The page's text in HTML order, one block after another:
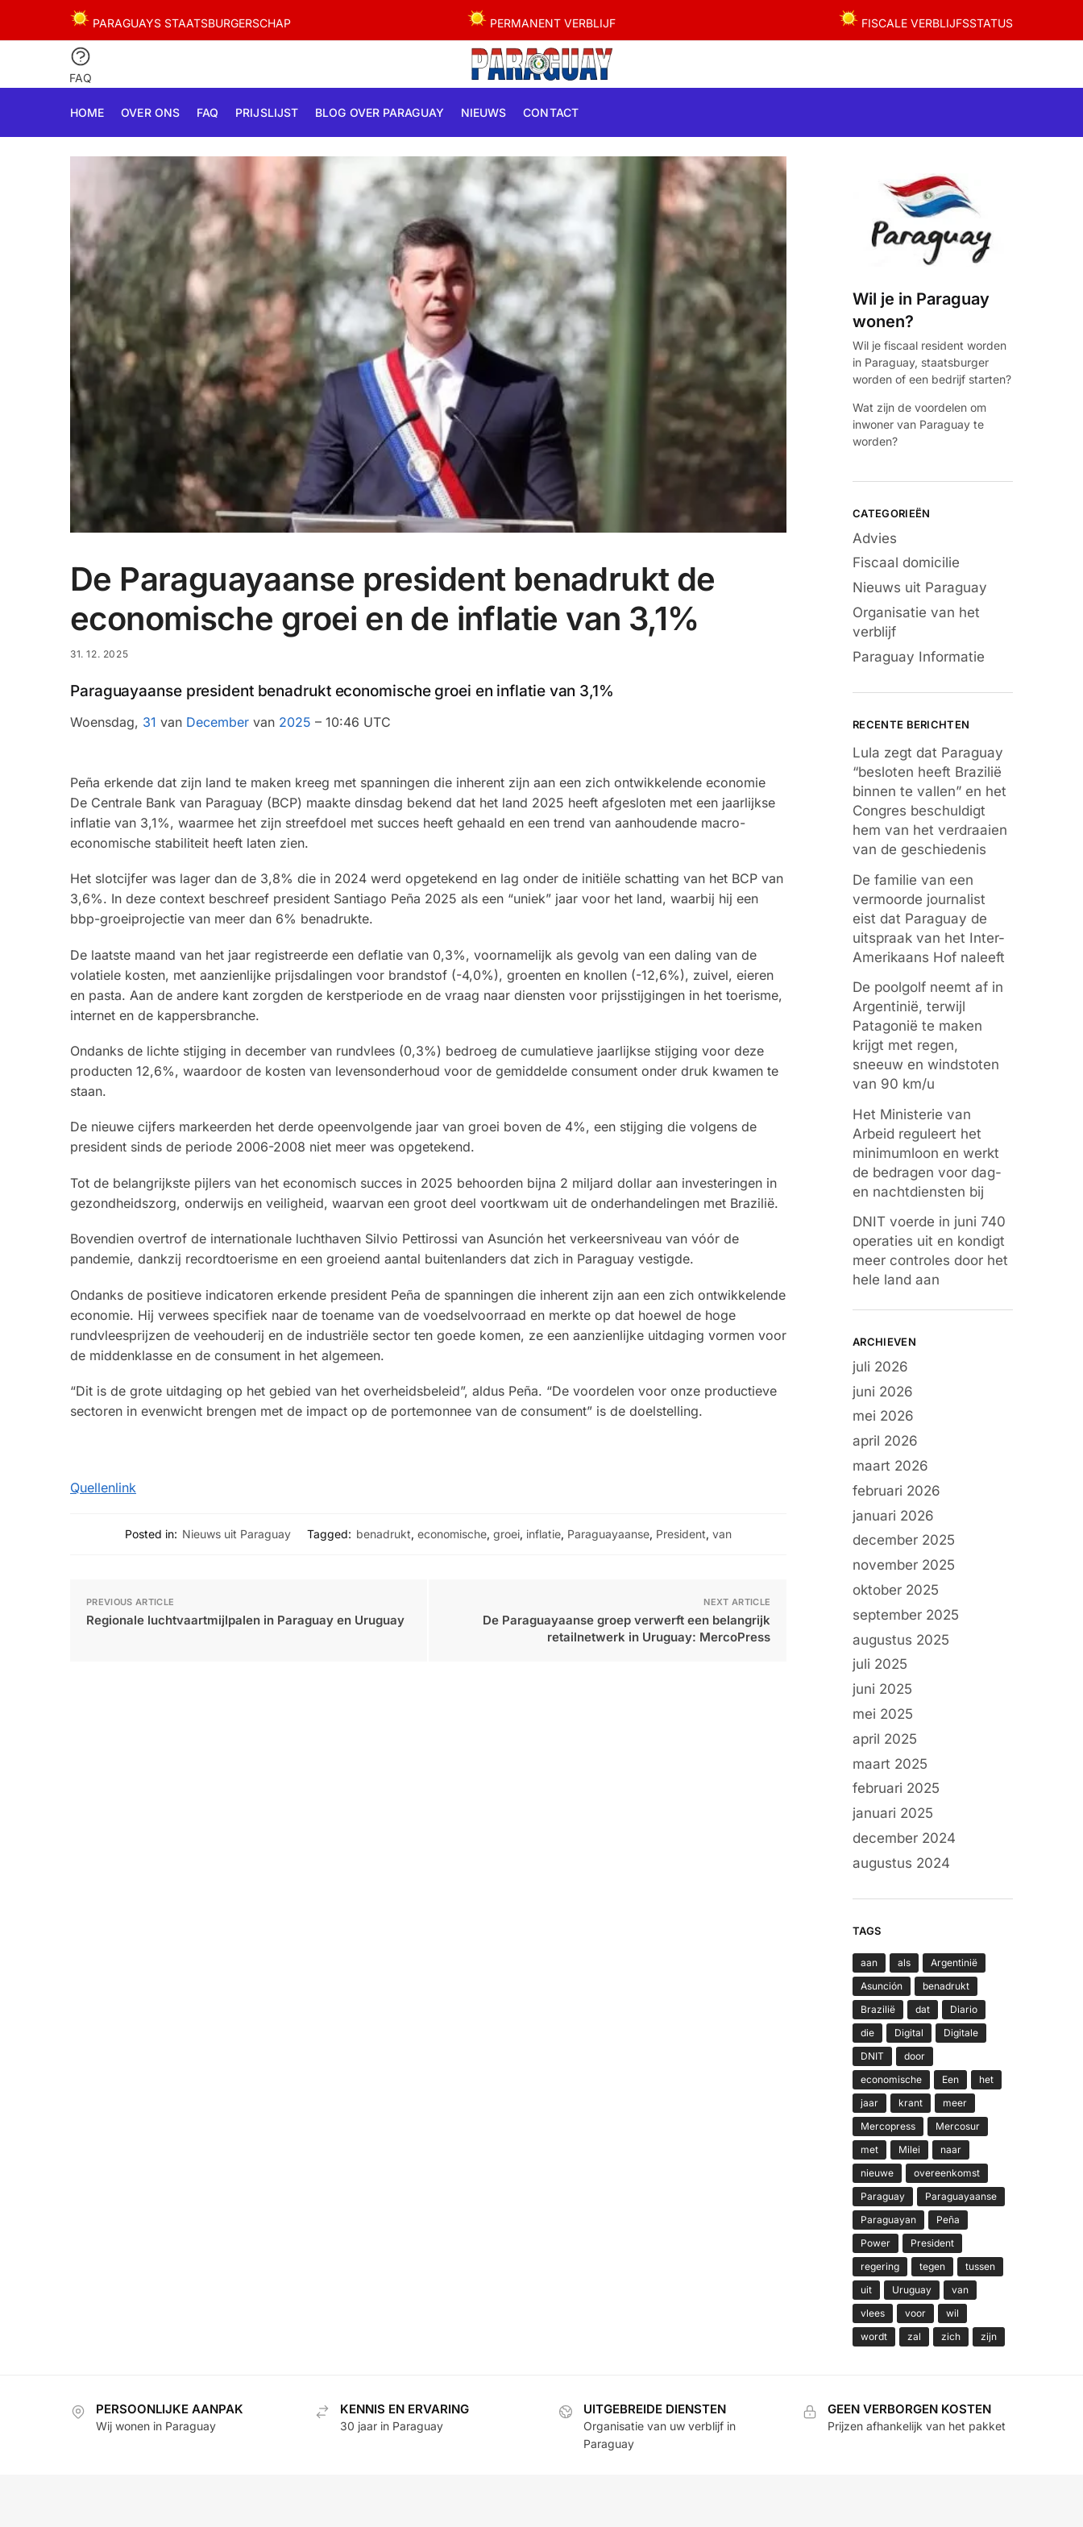
PARAGUAYS STAATSBURGERSCHAP PERMANENT VERBLIJF FISCALE VERBLIJFSSTATUS
FAQ
HOME OVER ONS FAQ PRIJSLIJST BLOG OVER PARAGUAY NIEUWS CONTACT
De Paraguayaanse president benadrukt de
economische groei en de inflatie van 3,1%
31. 12. 2025
Paraguayaanse president benadrukt economische groei en inflatie van 3,1%
Woensdag, 31 van December van 2025 – 10:46 UTC
Peña erkende dat zijn land te maken kreeg met spanningen die inherent zijn aan een zich ontwikkelende economie
De Centrale Bank van Paraguay (BCP) maakte dinsdag bekend dat het land 2025 heeft afgesloten met een jaarlijkse
inflatie van 3,1%, waarmee het zijn streefdoel met succes heeft gehaald en een trend van aanhoudende macro-
economische stabiliteit heeft laten zien.
Het slotcijfer was lager dan de 3,8% die in 2024 werd opgetekend en lag onder de initiële schatting van het BCP van
3,6%. In deze context beschreef president Santiago Peña 2025 als een “uniek” jaar voor het land, waarbij hij een
bbp-groeiprojectie van meer dan 6% benadrukte.
De laatste maand van het jaar registreerde een deflatie van 0,3%, voornamelijk als gevolg van een daling van de
volatiele kosten, met aanzienlijke prijsdalingen voor brandstof (-4,0%), groenten en knollen (-12,6%), zuivel, eieren
en pasta. Aan de andere kant zorgden de kerstperiode en de vraag naar diensten voor prijsstijgingen in het toerisme,
internet en de kappersbranche.
Ondanks de lichte stijging in december van rundvlees (0,3%) bedroeg de cumulatieve jaarlijkse stijging voor deze
producten 12,6%, waardoor de kosten van levensonderhoud voor de gemiddelde consument onder druk kwamen te
staan.
De nieuwe cijfers markeerden het derde opeenvolgende jaar van groei boven de 4%, een stijging die volgens de
president sinds de periode 2006-2008 niet meer was opgetekend.
Tot de belangrijkste pijlers van het economisch succes in 2025 behoorden bijna 2 miljard dollar aan investeringen in
gezondheidszorg, onderwijs en veiligheid, waarvan een groot deel voortkwam uit de onderhandelingen met Brazilië.
Bovendien overtrof de internationale luchthaven Silvio Pettirossi van Asunción het verkeersniveau van vóór de
pandemie, dankzij recordtoerisme en een groeiend aantal buitenlanders dat zich in Paraguay vestigde.
Ondanks de positieve indicatoren erkende president Peña de spanningen die inherent zijn aan een zich ontwikkelende
economie. Hij verwees specifiek naar de toename van de voedselvoorraad en merkte op dat hoewel de hoge
rundvleesprijzen de veehouderij en de industriële sector ten goede komen, ze een aanzienlijke uitdaging vormen voor
de middenklasse en de consument in het algemeen.
“Dit is de grote uitdaging op het gebied van het overheidsbeleid”, aldus Peña. “De voordelen voor onze productieve
sectoren in evenwicht brengen met de impact op de portemonnee van de consument” is de doelstelling.
Quellenlink
Posted in: Nieuws uit Paraguay Tagged: benadrukt,economische,groei, inflatie, Paraguayaanse, President,van
PREVIOUS ARTICLE
Regionale luchtvaartmijlpalen in Paraguay en Uruguay
NEXT ARTICLE
De Paraguayaanse groep verwerft een belangrijk
retailnetwerk in Uruguay: MercoPress
Wil je in Paraguay
wonen?
Wil je fiscaal resident worden
in Paraguay, staatsburger
worden of een bedrijf starten?
Wat zijn de voordelen om
inwoner van Paraguay te
worden?
CATEGORIEËN
Advies
Fiscaal domicilie
Nieuws uit Paraguay
Organisatie van het
verblijf
Paraguay Informatie
RECENTE BERICHTEN
Lula zegt dat Paraguay
“besloten heeft Brazilië
binnen te vallen” en het
Congres beschuldigt
hem van het verdraaien
van de geschiedenis
De familie van een
vermoorde journalist
eist dat Paraguay de
uitspraak van het Inter-
Amerikaans Hof naleeft
De poolgolf neemt af in
Argentinië, terwijl
Patagonië te maken
krijgt met regen,
sneeuw en windstoten
van 90 km/u
Het Ministerie van
Arbeid reguleert het
minimumloon en werkt
de bedragen voor dag-
en nachtdiensten bij
DNIT voerde in juni 740
operaties uit en kondigt
meer controles door het
hele land aan
ARCHIEVEN
juli 2026
juni 2026
mei 2026
april 2026
maart 2026
februari 2026
januari 2026
december 2025
november 2025
oktober 2025
september 2025
augustus 2025
juli 2025
juni 2025
mei 2025
april 2025
maart 2025
februari 2025
januari 2025
december 2024
augustus 2024
TAGS
aan als
Argentinië
Asunción
benadrukt
Brazilië
dat
Diario
die
Digital
Digitale
DNIT
door
economische
Een
het
jaar
krant
meer
Mercopress
Mercosur
met
Milei
naar
nieuwe
overeenkomst
Paraguay
Paraguayaanse
Paraguayan
Peña
Power
President
regering
tegen
tussen
uit
Uruguay
van
vlees
voor
wil
wordt
zal zich zijn
PERSOONLIJKE AANPAK
Wij wonen in Paraguay
KENNIS EN ERVARING
30 jaar in Paraguay
UITGEBREIDE DIENSTEN
Organisatie van uw verblijf in
Paraguay
GEEN VERBORGEN KOSTEN
Prijzen afhankelijk van het pakket